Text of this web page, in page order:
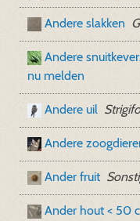
Andere slakken
Andere
nu melden
Andere uil
Andere
Ander fruit
Ander hout < 50